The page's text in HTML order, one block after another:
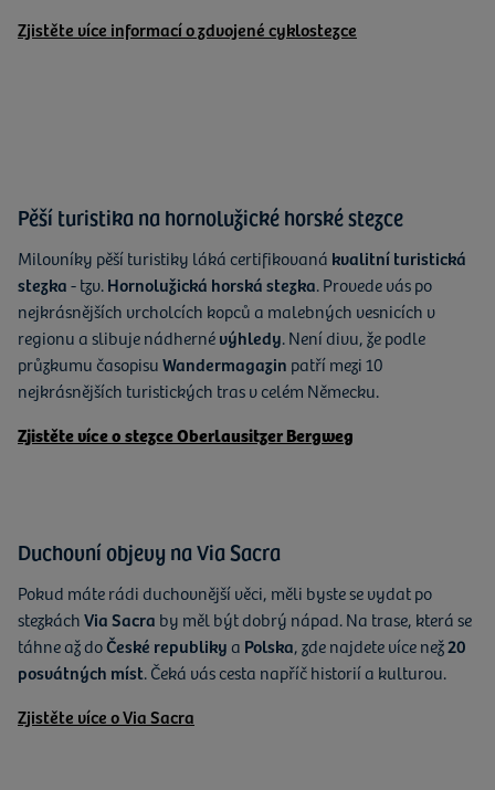
Zjistěte více informací o zdvojené cyklostezce
Pěší turistika na hornolužické horské stezce
Milovníky pěší turistiky láká certifikovaná kvalitní turistická
stezka- tzv.Hornolužická horská stezka. Provede vás po
nejkrásnějších vrcholcích kopců a malebných vesnicích v
regionu a slibuje nádhernévýhledy. Není divu, že podle
průzkumu časopisuWandermagazin patří mezi 10
nejkrásnějších turistických tras v celém Německu.
Zjistěte více o stezce Oberlausitzer Bergweg
Duchovní objevy na Via Sacra
Pokud máte rádi duchovnější věci, měli byste se vydat po
stezkáchVia Sacra by měl být dobrý nápad. Na trase, která se
táhne až doČeské republikya Polska, zde najdete více než20
posvátných míst. Čeká vás cesta napříč historií a kulturou.
Zjistěte více o Via Sacra